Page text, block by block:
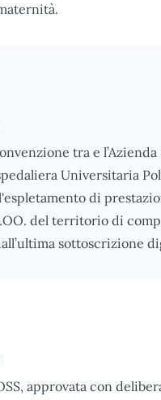
tra e
Universitaria
di
del territorio di
sottoscrizione
approvata con